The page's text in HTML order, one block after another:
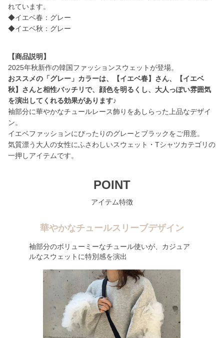
れています。
◆イエベ春：グレー
◆イエベ秋：グレー
【商品説明】
おススメの「グレー」カラーは、【イエベ春】さん、【イエベ
秋】さんと相性バッチリで、顔色を明るくし、大人っぽい雰囲気
を演出してくれる効果があります♪
袖部分に華やかなチュールレース飾りをあしらった上品なデザイ
ン。
イエベファッションにぴったりのグレーとブラックをご用意。
気質漂う大人の女性にふさわしいスウェット・Tシャツカテゴリの
一押しアイテムです。
POINT
アイテム特徴
華やかなチュールスリーブデザイン
袖部分のボリューミーなチュール使いが、カジュア
ルなスウェットに特別感を演出